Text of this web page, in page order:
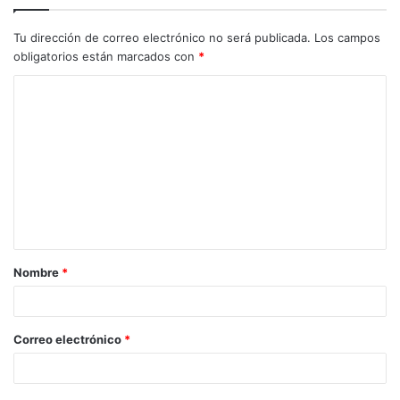
Tu dirección de correo electrónico no será publicada. Los campos
obligatorios están marcados con *
Nombre *
Correo electrónico *